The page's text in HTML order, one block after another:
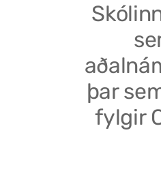
þar
fylgir